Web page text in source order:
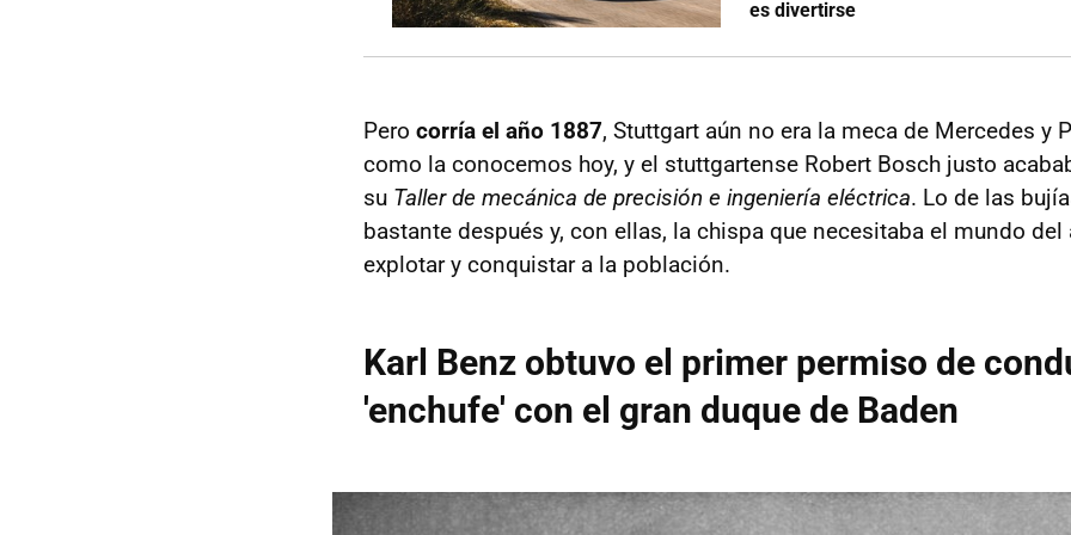
es divertirse
Pero corría el año 1887, Stuttgart aún no era la meca de Mercedes y
como la conocemos hoy, y el stuttgartense Robert Bosch justo
su Taller de mecánica de precisión e ingeniería eléctrica. Lo de las
bastante después y, con ellas, la chispa que necesitaba el mundo
explotar y conquistar a la población.
Karl Benz obtuvo el primer permiso de
'enchufe' con el gran duque de Baden